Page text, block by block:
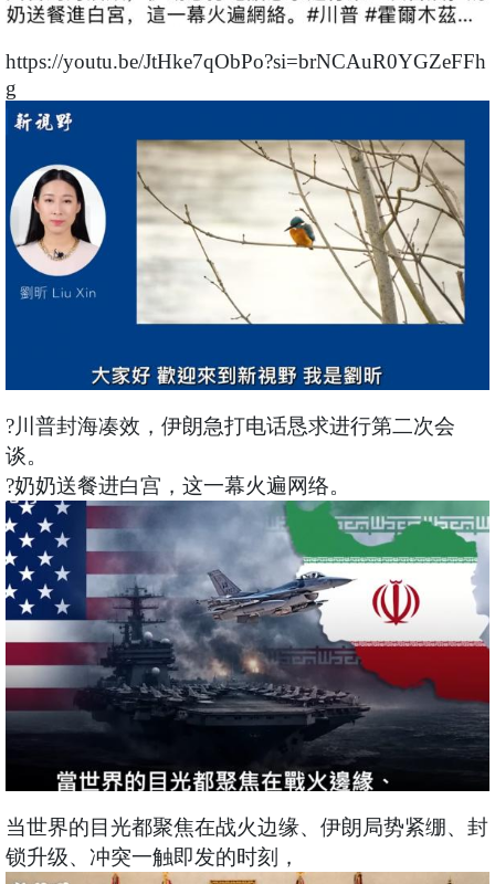
https://youtu.be/JtHke7qObPo?si=brNCAuR0YGZeFFh
g
?川普封海凑效，伊朗急打电话恳求进行第二次会
谈。
?奶奶送餐进白宫，这一幕火遍网络。
当世界的目光都聚焦在战火边缘、伊朗局势紧绷、封
锁升级、冲突一触即发的时刻，